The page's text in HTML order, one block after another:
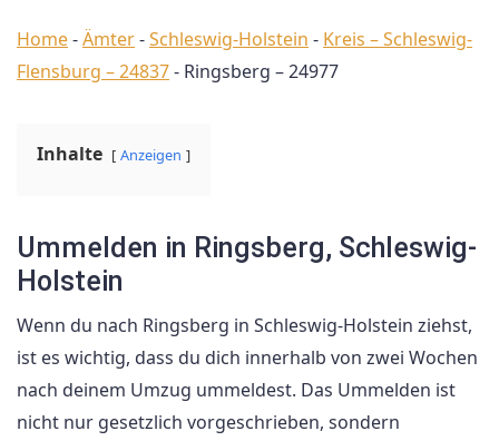
Home-Ämter-Schleswig-Holstein - Kreis – Schleswig-
Flensburg – 24837- Ringsberg – 24977
Inhalte Anzeigen
Ummelden in Ringsberg, Schleswig-
Holstein
Wenn du nach Ringsberg in Schleswig-Holstein ziehst,
ist es wichtig, dass du dich innerhalb von zwei Wochen
nach deinem Umzug ummeldest. Das Ummelden ist
nicht nur gesetzlich vorgeschrieben, sondern